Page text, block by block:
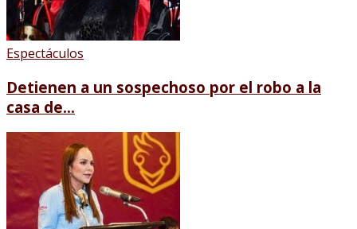
Espectáculos
Detienen a un sospechoso por el robo a la
casa de...